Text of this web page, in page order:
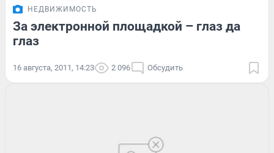
НЕДВИЖИМОСТЬ
За электронной площадкой – глаз да
глаз
16 августа, 2011, 14:23 2 096 Обсудить